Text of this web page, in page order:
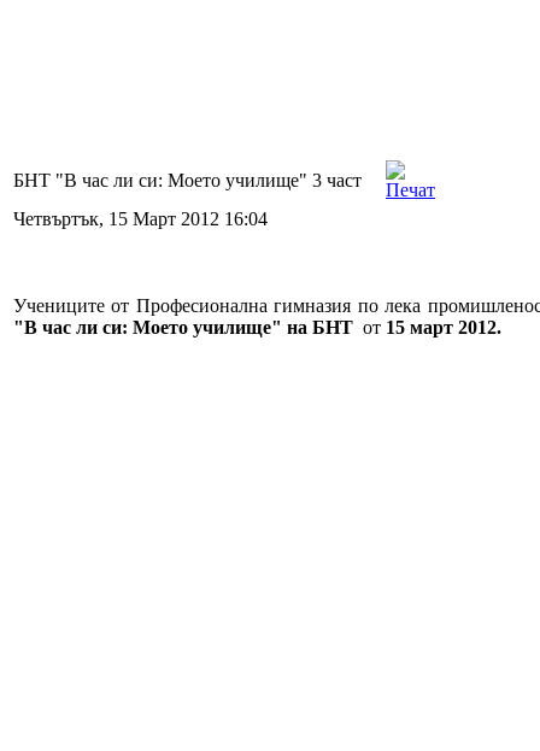
БНТ "В час ли си: Моето училище" 3 част
Четвъртък, 15 Март 2012 16:04
Учениците от Професионална гимназия по лека
"В час ли си: Моето училище" на БНТ от 15 март 2012.